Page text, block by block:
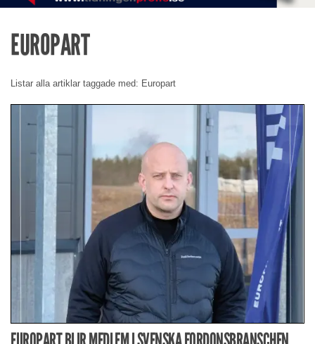
EUROPART
Listar alla artiklar taggade med: Europart